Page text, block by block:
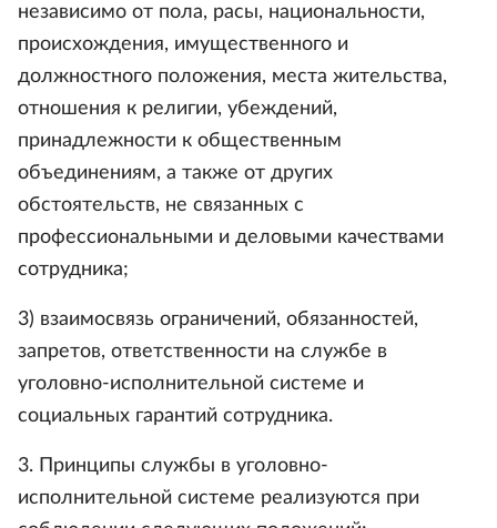
независимо от пола, расы, национальности,
происхождения, имущественного и
должностного положения, места жительства,
отношения к религии, убеждений,
принадлежности к общественным
объединениям, а также от других
обстоятельств, не связанных с
профессиональными и деловыми качествами
сотрудника;
3) взаимосвязь ограничений, обязанностей,
запретов, ответственности на службе в
уголовно-исполнительной системе и
социальных гарантий сотрудника.
3. Принципы службы в уголовно-
исполнительной системе реализуются при